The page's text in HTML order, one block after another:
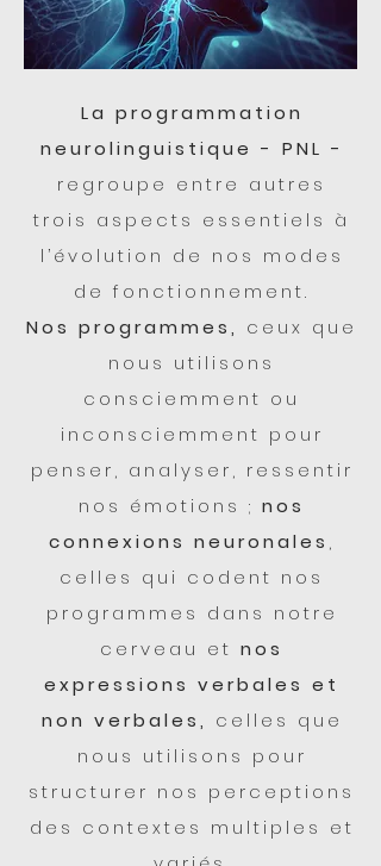
La programmation
neurolinguistique - PNL -
regroupe entre autres
trois aspects essentiels à
l’évolution de nos modes
de fonctionnement.
Nos programmes, ceux que
nous utilisons
consciemment ou
inconsciemment pour
penser, analyser, ressentir
nos émotions ; nos
connexions neuronales ,
celles qui codent nos
programmes dans notre
cerveau et nos
expressions verbales et
non verbales, celles que
nous utilisons pour
structurer nos perceptions
des contextes multiples et